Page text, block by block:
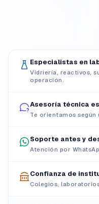
Especialistas en
Vidriería, reactivos,
operación.
Asesoría técnica
Te orientamos según
Soporte antes y
Atención por
Confianza de
Colegios,